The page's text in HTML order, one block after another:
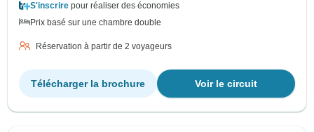
S'inscrire pour réaliser des économies
Prix basé sur une chambre double
Réservation à partir de 2 voyageurs
Voir le circuit
Télécharger la brochure